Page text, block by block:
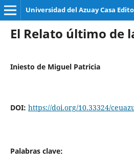
Universidad del Azuay Casa
El Relato último de
Iniesto de Miguel Patricia
DOI: https://doi.org/10.33324/
Palabras clave: